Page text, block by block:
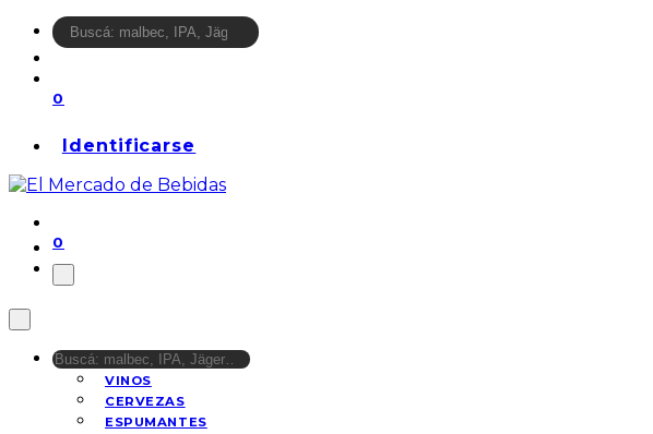
0
Identificarse
0
VINOS
CERVEZAS
ESPUMANTES